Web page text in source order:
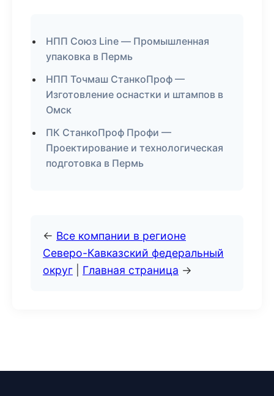
НПП Союз Line — Промышленная
упаковка в Пермь
НПП Точмаш СтанкоПроф —
Изготовление оснастки и штампов в
Омск
ПК СтанкоПроф Профи —
Проектирование и технологическая
подготовка в Пермь
← Все компании в регионе
Северо-Кавказский федеральный
округ
Главная страница →